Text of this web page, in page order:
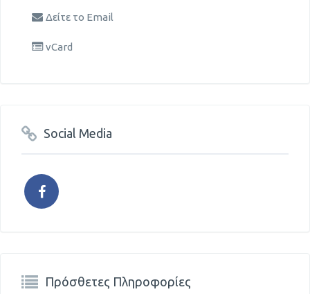
Δείτε το Email
vCard
Social Media
Πρόσθετες Πληροφορίες